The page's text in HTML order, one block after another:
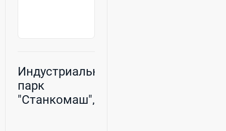
Индустриальный
парк
"Станкомаш",